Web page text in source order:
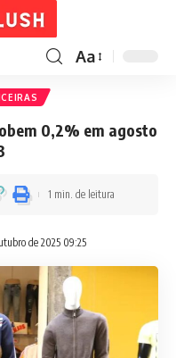
Aa
0,2% em agosto
de 2025 09:25
1 min. de leitura